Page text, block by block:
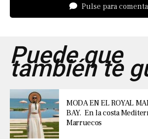
Pulse para
Puede que
también te
MODA EN EL ROYAL
BAY. En la costa
Marruecos